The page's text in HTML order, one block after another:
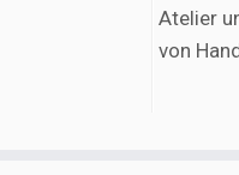
Atelier
von